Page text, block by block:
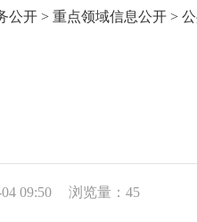
公开 > 重点领域信息公开 >
09:50 浏览量：45